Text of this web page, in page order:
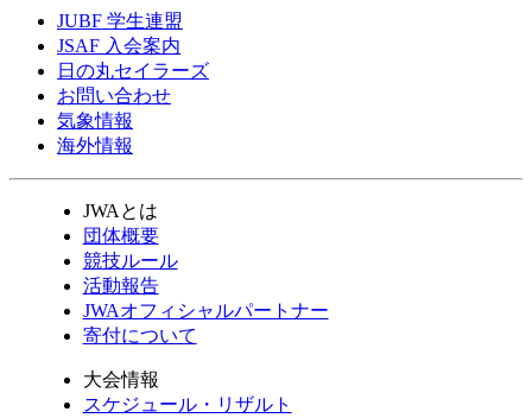
JUBF 学生連盟
JSAF 入会案内
日の丸セイラーズ
お問い合わせ
気象情報
海外情報
JWAとは
団体概要
競技ルール
活動報告
JWAオフィシャルパートナー
寄付について
大会情報
スケジュール・リザルト